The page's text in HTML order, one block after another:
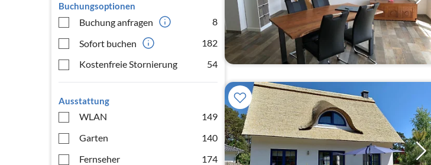
Buchungsoptionen
Buchung anfragen
8
Sofort buchen
182
Kostenfreie Stornierung
54
Ausstattung
WLAN
149
Garten
140
Fernseher
174